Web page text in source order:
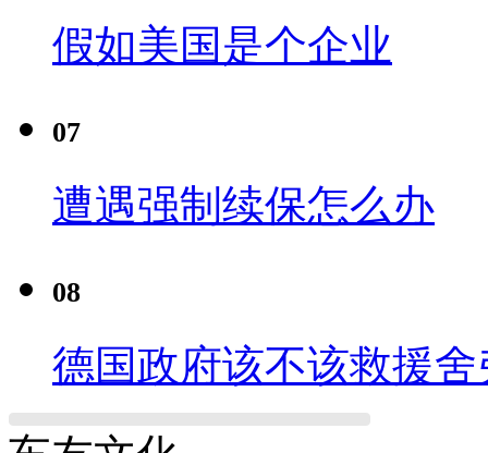
假如美国是个企业
07
遭遇强制续保怎么办
08
德国政府该不该救援舍